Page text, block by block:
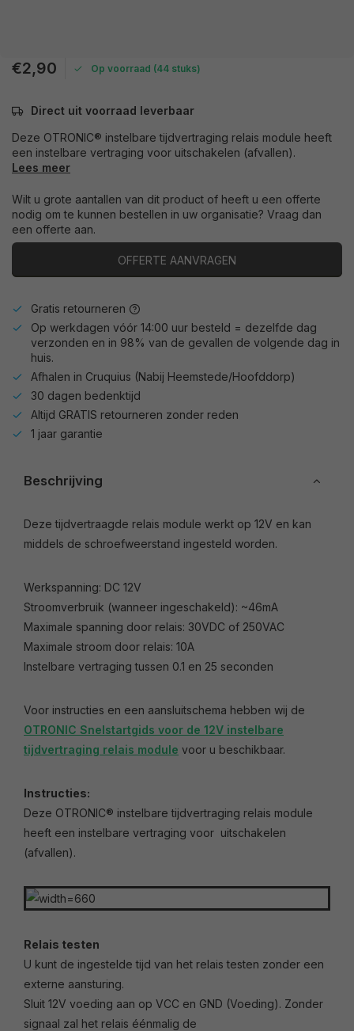
€2,90 Op voorraad (44 stuks)
Direct uit voorraad leverbaar
Deze OTRONIC® instelbare tijdvertraging relais module heeft
een instelbare vertraging voor uitschakelen (afvallen).
Lees meer
Wilt u grote aantallen van dit product of heeft u een offerte
nodig om te kunnen bestellen in uw organisatie? Vraag dan
een offerte aan.
OFFERTE AANVRAGEN
Gratis retourneren
Op werkdagen vóór 14:00 uur besteld = dezelfde dag
verzonden en in 98% van de gevallen de volgende dag in
huis.
Afhalen in Cruquius (Nabij Heemstede/Hoofddorp)
30 dagen bedenktijd
Altijd GRATIS retourneren zonder reden
1 jaar garantie
Beschrijving
Deze tijdvertraagde relais module werkt op 12V en kan
middels de schroefweerstand ingesteld worden.
Werkspanning: DC 12V
Stroomverbruik (wanneer ingeschakeld): ~46mA
Maximale spanning door relais: 30VDC of 250VAC
Maximale stroom door relais: 10A
Instelbare vertraging tussen 0.1 en 25 seconden
Voor instructies en een aansluitschema hebben wij de
OTRONIC Snelstartgids voor de 12V instelbare
tijdvertraging relais module voor u beschikbaar.
Instructies:
Deze OTRONIC® instelbare tijdvertraging relais module
heeft een instelbare vertraging voor uitschakelen
(afvallen).
Relais testen
U kunt de ingestelde tijd van het relais testen zonder een
externe aansturing.
Sluit 12V voeding aan op VCC en GND (Voeding). Zonder
signaal zal het relais éénmalig de